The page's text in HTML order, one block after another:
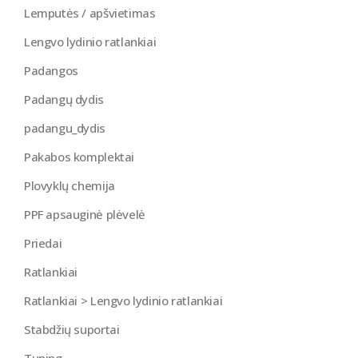
Lemputės / apšvietimas
Lengvo lydinio ratlankiai
Padangos
Padangų dydis
padangu_dydis
Pakabos komplektai
Plovyklų chemija
PPF apsauginė plėvelė
Priedai
Ratlankiai
Ratlankiai > Lengvo lydinio ratlankiai
Stabdžių suportai